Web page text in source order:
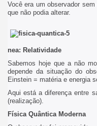
Você era um observador
que não podia alterar.
nea: Relatividade
Sabemos hoje que a não
depende da situação do
Einstein = matéria e energia
Aqui está a diferença entre
(realização).
Física Quântica Moderna